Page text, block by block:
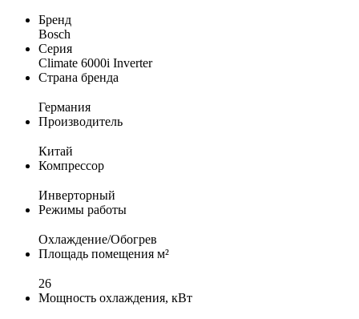
Бренд
Bosch
Серия
Climate 6000i Inverter
Страна бренда
Германия
Производитель
Китай
Компрессор
Инверторный
Режимы работы
Охлаждение/Обогрев
Площадь помещения м²
26
Мощность охлаждения, кВт